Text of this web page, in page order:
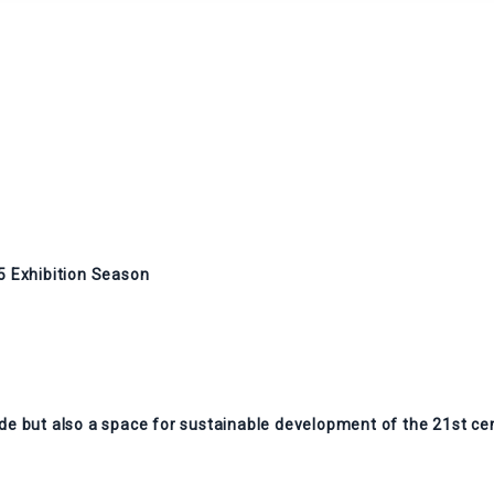
Exhibition Season
but also a space for sustainable development of the 21st